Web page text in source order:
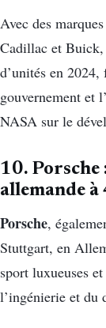
Avec des
Cadillac et
d’unités en
gouvernement et
NASA sur le
10. Porsche
allemande
Porsche,
Stuttgart, en
sport luxueuses
l’ingénierie et du